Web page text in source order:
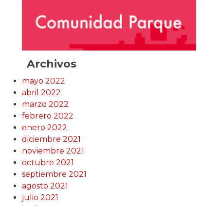
Archivos
mayo 2022
abril 2022
marzo 2022
febrero 2022
enero 2022
diciembre 2021
noviembre 2021
octubre 2021
septiembre 2021
agosto 2021
julio 2021